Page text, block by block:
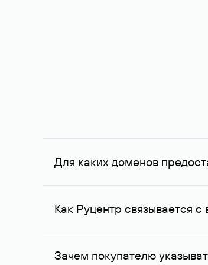
Для каких доменов
Услуга доступна для доменов,
Как Руцентр связывается
Для связи с владельцем домена
Зачем покупателю